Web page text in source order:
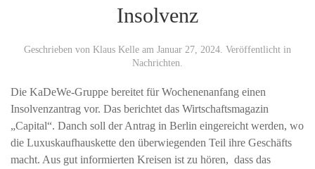
Insolvenz
Geschrieben von Klaus Kelle am Januar 27, 2024 . Veröffentlicht in
Nachrichten
Die KaDeWe-Gruppe bereitet für Wochenenanfang einen
Insolvenzantrag vor. Das berichtet das Wirtschaftsmagazin
„Capital“. Danch soll der Antrag in Berlin eingereicht werden, wo
die Luxuskaufhauskette den überwiegenden Teil ihre Geschäfts
macht. Aus gut informierten Kreisen ist zu hören, dass das